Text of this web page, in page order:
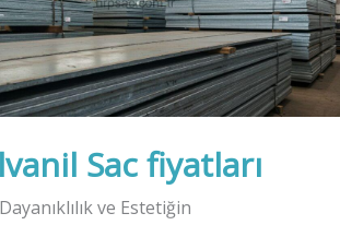
Sac fiyatları
ve Estetiğin